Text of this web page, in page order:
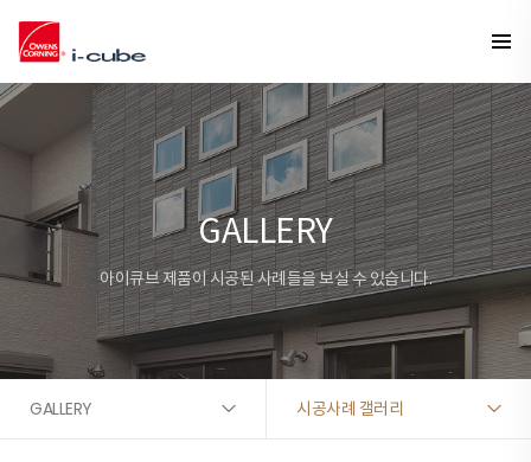
GALLERY
아이큐브 제품이 시공된 사례들을 보실 수 있습니다.
GALLERY 시공사례 갤러리